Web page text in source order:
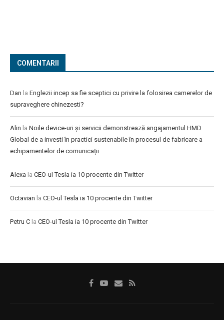
COMENTARII
Dan la Englezii incep sa fie sceptici cu privire la folosirea camerelor de
supraveghere chinezesti?
Alin la Noile device-uri și servicii demonstrează angajamentul HMD
Global de a investi în practici sustenabile în procesul de fabricare a
echipamentelor de comunicații
Alexa la CEO-ul Tesla ia 10 procente din Twitter
Octavian la CEO-ul Tesla ia 10 procente din Twitter
Petru C la CEO-ul Tesla ia 10 procente din Twitter